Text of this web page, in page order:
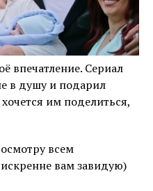
впечатление. Сериал
в душу и подарил
им поделиться,
всем
вам завидую)